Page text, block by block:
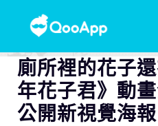
廁所裡的花子
年花子君》動
公開新視覺海